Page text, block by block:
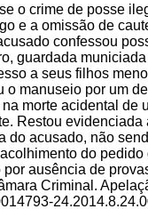
o crime de posse
e a omissão de
confessou
guardada municiada
a seus filhos
o manuseio por um
morte acidental de
Restou evidenciada
do acusado, não
do pedido
ausência de
Criminal.